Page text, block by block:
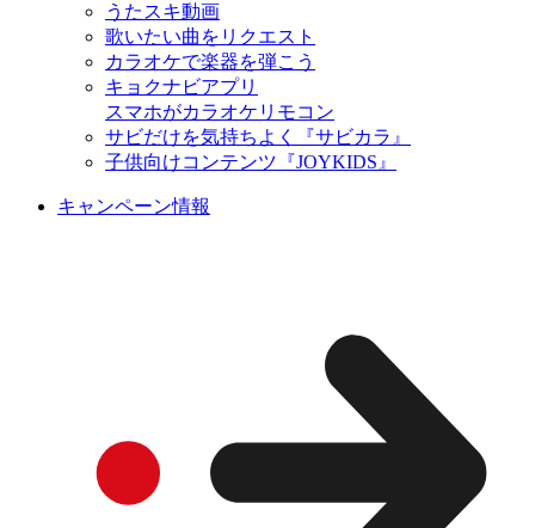
うたスキ動画
歌いたい曲をリクエスト
カラオケで楽器を弾こう
キョクナビアプリ
スマホがカラオケリモコン
サビだけを気持ちよく『サビカラ』
子供向けコンテンツ『JOYKIDS』
キャンペーン情報